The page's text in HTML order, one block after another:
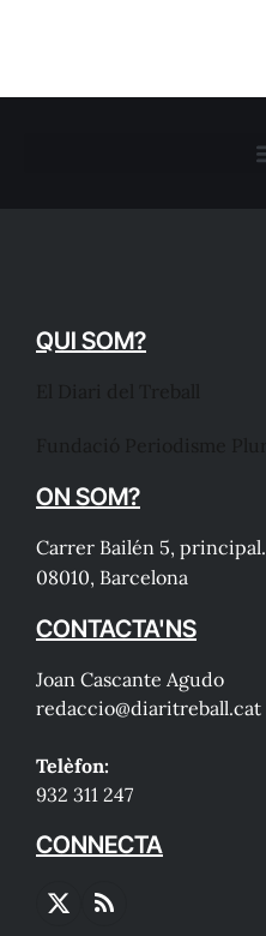
QUI SOM?
ON SOM?
Carrer Bailén 5, principal.
08010, Barcelona
CONTACTA'NS
Joan Cascante Agudo
redaccio@diaritreball.cat
Telèfon:
932 311 247
CONNECTA
X
RSS